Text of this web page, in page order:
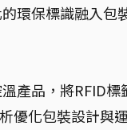
環保標識融入包
產品，將RFID
優化包裝設計與